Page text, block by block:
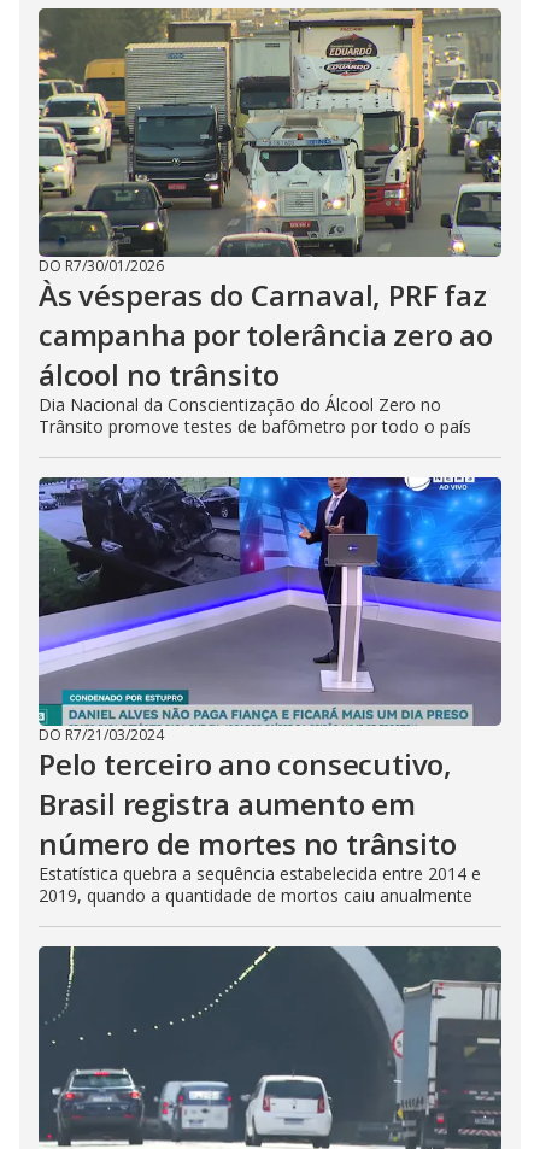
DO R7/30/01/2026
Às vésperas do Carnaval, PRF faz
campanha por tolerância zero ao
álcool no trânsito
Dia Nacional da Conscientização do Álcool Zero no
Trânsito promove testes de bafômetro por todo o país
DO R7/21/03/2024
Pelo terceiro ano consecutivo,
Brasil registra aumento em
número de mortes no trânsito
Estatística quebra a sequência estabelecida entre 2014 e
2019, quando a quantidade de mortos caiu anualmente